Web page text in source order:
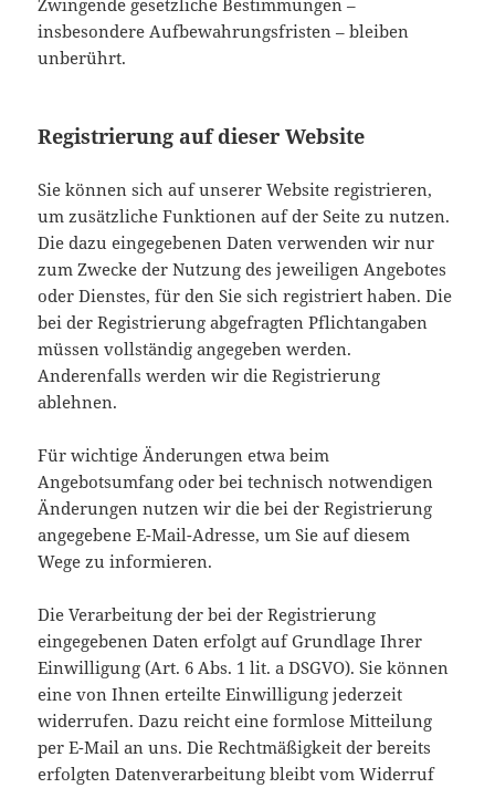
Zwingende gesetzliche Bestimmungen –
insbesondere Aufbewahrungsfristen – bleiben
unberührt.
Registrierung auf dieser Website
Sie können sich auf unserer Website registrieren,
um zusätzliche Funktionen auf der Seite zu nutzen.
Die dazu eingegebenen Daten verwenden wir nur
zum Zwecke der Nutzung des jeweiligen Angebotes
oder Dienstes, für den Sie sich registriert haben. Die
bei der Registrierung abgefragten Pflichtangaben
müssen vollständig angegeben werden.
Anderenfalls werden wir die Registrierung
ablehnen.
Für wichtige Änderungen etwa beim
Angebotsumfang oder bei technisch notwendigen
Änderungen nutzen wir die bei der Registrierung
angegebene E-Mail-Adresse, um Sie auf diesem
Wege zu informieren.
Die Verarbeitung der bei der Registrierung
eingegebenen Daten erfolgt auf Grundlage Ihrer
Einwilligung (Art. 6 Abs. 1 lit. a DSGVO). Sie können
eine von Ihnen erteilte Einwilligung jederzeit
widerrufen. Dazu reicht eine formlose Mitteilung
per E-Mail an uns. Die Rechtmäßigkeit der bereits
erfolgten Datenverarbeitung bleibt vom Widerruf